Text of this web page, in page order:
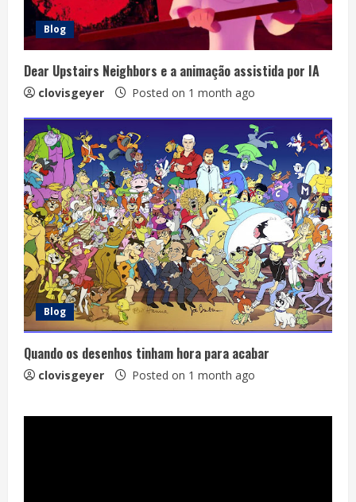
Blog
Dear Upstairs Neighbors e a animação assistida por IA
clovisgeyer Posted on 1 month ago
Blog
Quando os desenhos tinham hora para acabar
clovisgeyer Posted on 1 month ago